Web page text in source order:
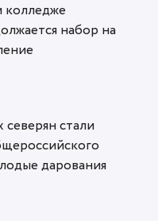
набор на
стали
дарования